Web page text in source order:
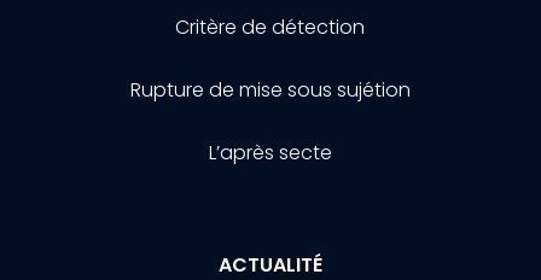
Critère de détection
Rupture de mise sous sujétion
L’après secte
ACTUALITÉ